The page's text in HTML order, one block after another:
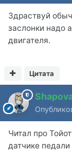
Здраствуй
заслонки надо
двигателя.
Цитата
Читал про
датчике